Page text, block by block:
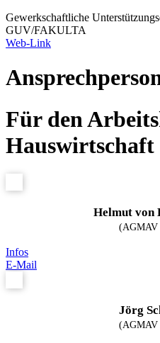
Gewerkschaftliche
GUV/FAKULTA
Web-Link
Für den
Hauswirtschaft
Helmut von
(AGMAV
Infos
E-Mail
Jörg
(AGMAV